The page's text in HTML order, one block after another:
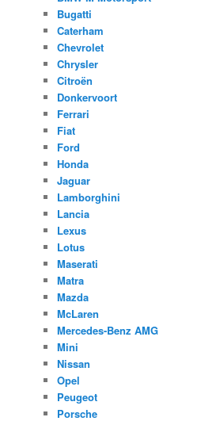
Bugatti
Caterham
Chevrolet
Chrysler
Citroën
Donkervoort
Ferrari
Fiat
Ford
Honda
Jaguar
Lamborghini
Lancia
Lexus
Lotus
Maserati
Matra
Mazda
McLaren
Mercedes-Benz AMG
Mini
Nissan
Opel
Peugeot
Porsche